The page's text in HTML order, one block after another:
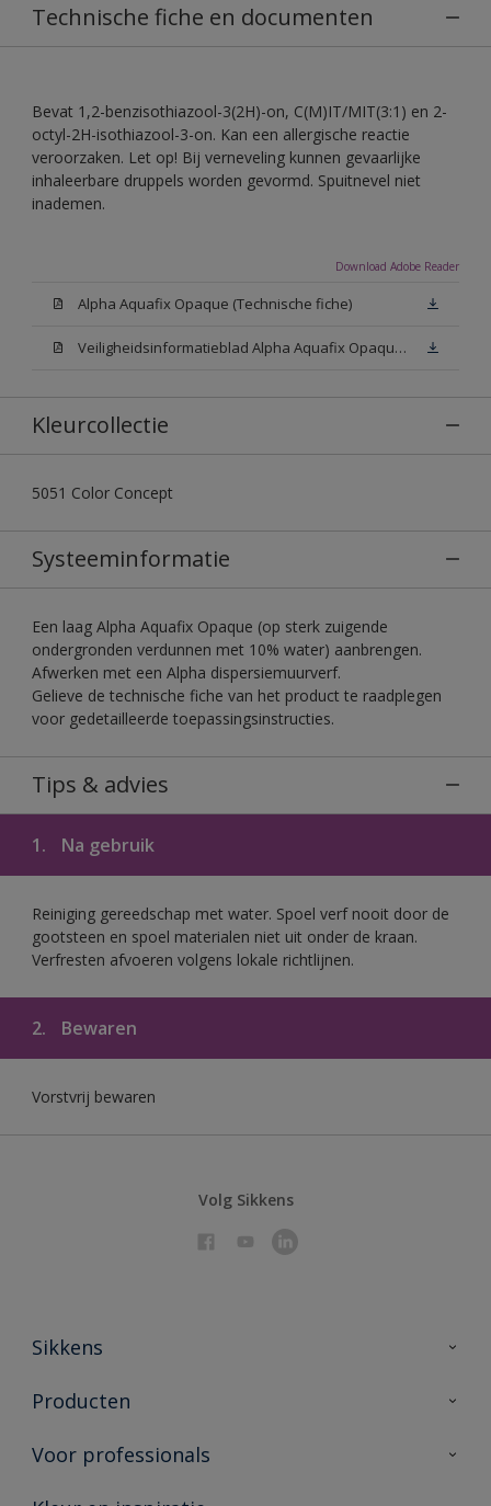
Technische fiche en documenten
Bevat 1,2-benzisothiazool-3(2H)-on, C(M)IT/MIT(3:1) en 2-
octyl-2H-isothiazool-3-on. Kan een allergische reactie
veroorzaken. Let op! Bij verneveling kunnen gevaarlijke
inhaleerbare druppels worden gevormd. Spuitnevel niet
inademen.
Download Adobe Reader
Alpha Aquafix Opaque (Technische fiche)
Veiligheidsinformatieblad Alpha Aquafix Opaque White W05 (SDS)
Kleurcollectie
5051 Color Concept
Systeeminformatie
Een laag Alpha Aquafix Opaque (op sterk zuigende
ondergronden verdunnen met 10% water) aanbrengen.
Afwerken met een Alpha dispersiemuurverf.
Gelieve de technische fiche van het product te raadplegen
voor gedetailleerde toepassingsinstructies.
Tips & advies
1. Na gebruik
Reiniging gereedschap met water. Spoel verf nooit door de
gootsteen en spoel materialen niet uit onder de kraan.
Verfresten afvoeren volgens lokale richtlijnen.
2. Bewaren
Vorstvrij bewaren
Volg Sikkens
Sikkens
Over Sikkens
Duurzaamheid
Producten
Producten voor binnen
Voor professionals
Sikkens Partners 🔗